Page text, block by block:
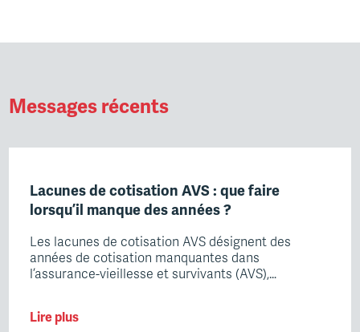
Messages récents
Lacunes de cotisation AVS : que faire
lorsqu’il manque des années ?
Les lacunes de cotisation AVS désignent des
années de cotisation manquantes dans
l’assurance-vieillesse et survivants (AVS),…
Lire plus